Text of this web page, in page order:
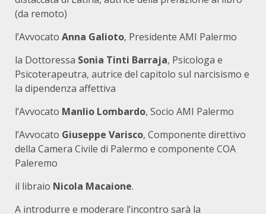
(da remoto)
l’Avvocato Anna Galioto, Presidente AMI Palermo
la Dottoressa Sonia Tinti Barraja, Psicologa e
Psicoterapeutra, autrice del capitolo sul narcisismo e
la dipendenza affettiva
l’Avvocato Manlio Lombardo, Socio AMI Palermo
l’Avvocato Giuseppe Varisco, Componente direttivo
della Camera Civile di Palermo e componente COA
Paleremo
il libraio Nicola Macaione.
A introdurre e moderare l’incontro sarà la